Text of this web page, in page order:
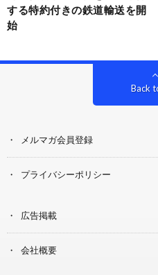
する特約付きの鉄道輸送を開
始
Back
メルマガ会員登録
プライバシーポリシー
広告掲載
会社概要